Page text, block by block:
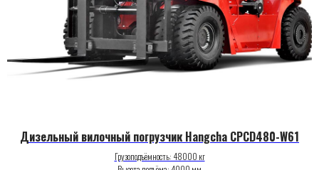
Дизельный вилочный погрузчик Hangcha CPCD480-W61
Грузоподъёмность: 48000 кг